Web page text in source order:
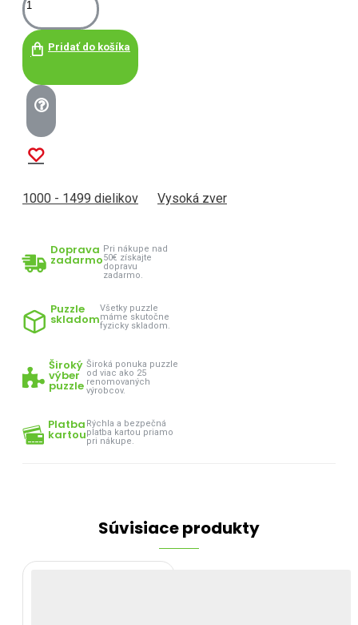
Pridať do košíka
1000 - 1499 dielikov Vysoká zver
Doprava
zadarmo
Pri nákupe nad
50€ získajte
dopravu
zadarmo.
Puzzle
skladom
Všetky puzzle
máme skutočne
fyzicky skladom.
Široký
výber
puzzle
Široká ponuka puzzle
od viac ako 25
renomovaných
výrobcov.
Platba
kartou
Rýchla a bezpečná
platba kartou priamo
pri nákupe.
Súvisiace produkty